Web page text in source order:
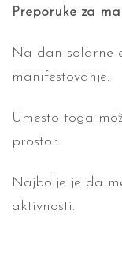
Preporuke za
Na dan solarne
manifestovanje.
Umesto toga
prostor.
Najbolje je da
aktivnosti.